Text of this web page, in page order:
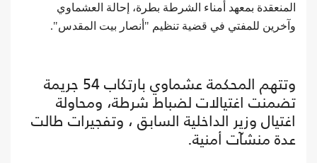
المنعقدة بمعهد أمناء الشرطة بطرة، إحالة العشماوي
وآخرين للمفتي في قضية تنظيم "أنصار بيت المقدس".
وتتهم المحكمة عشماوي بارتكاب 54 جريمة
تضمنت اغتيالات لضباط شرطة، ومحاولة
اغتيال وزير الداخلية السابق ، وتفجيرات طالت
عدة منشآت أمنية.